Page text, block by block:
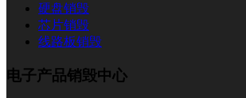
硬盘销毁
芯片销毁
线路板销毁
电子产品销毁中心